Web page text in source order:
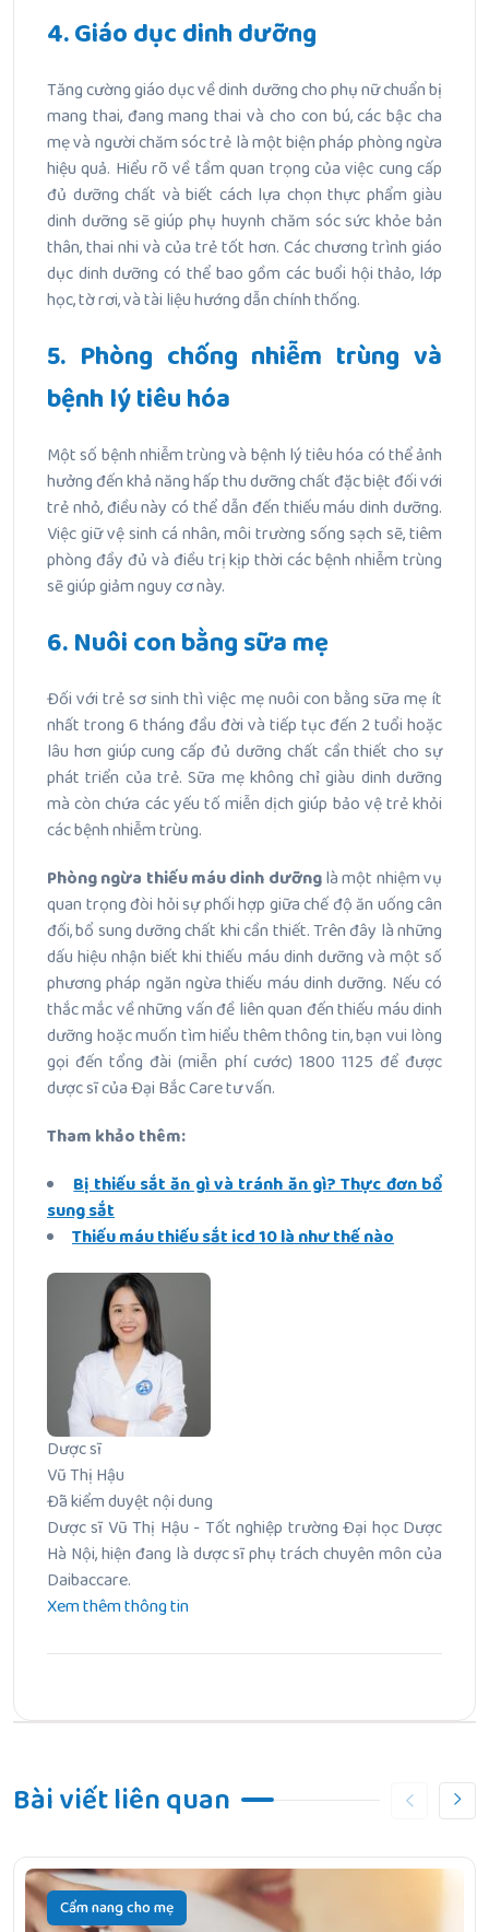
4. Giáo dục dinh dưỡng
Tăng cường giáo dục về dinh dưỡng cho phụ nữ chuẩn bị
mang thai, đang mang thai và cho con bú, các bậc cha
mẹ và người chăm sóc trẻ là một biện pháp phòng ngừa
hiệu quả. Hiểu rõ về tầm quan trọng của việc cung cấp
đủ dưỡng chất và biết cách lựa chọn thực phẩm giàu
dinh dưỡng sẽ giúp phụ huynh chăm sóc sức khỏe bản
thân, thai nhi và của trẻ tốt hơn. Các chương trình giáo
dục dinh dưỡng có thể bao gồm các buổi hội thảo, lớp
học, tờ rơi, và tài liệu hướng dẫn chính thống.
5. Phòng chống nhiễm trùng và
bệnh lý tiêu hóa
Một số bệnh nhiễm trùng và bệnh lý tiêu hóa có thể ảnh
hưởng đến khả năng hấp thu dưỡng chất đặc biệt đối với
trẻ nhỏ, điều này có thể dẫn đến thiếu máu dinh dưỡng.
Việc giữ vệ sinh cá nhân, môi trường sống sạch sẽ, tiêm
phòng đầy đủ và điều trị kịp thời các bệnh nhiễm trùng
sẽ giúp giảm nguy cơ này.
6. Nuôi con bằng sữa mẹ
Đối với trẻ sơ sinh thì việc mẹ nuôi con bằng sữa mẹ ít
nhất trong 6 tháng đầu đời và tiếp tục đến 2 tuổi hoặc
lâu hơn giúp cung cấp đủ dưỡng chất cần thiết cho sự
phát triển của trẻ. Sữa mẹ không chỉ giàu dinh dưỡng
mà còn chứa các yếu tố miễn dịch giúp bảo vệ trẻ khỏi
các bệnh nhiễm trùng.
Phòng ngừa thiếu máu dinh dưỡnglà một nhiệm vụ
quan trọng đòi hỏi sự phối hợp giữa chế độ ăn uống cân
đối, bổ sung dưỡng chất khi cần thiết. Trên đây là những
dấu hiệu nhận biết khi thiếu máu dinh dưỡng và một số
phương pháp ngăn ngừa thiếu máu dinh dưỡng. Nếu có
thắc mắc về những vấn đề liên quan đến thiếu máu dinh
dưỡng hoặc muốn tìm hiểu thêm thông tin, bạn vui lòng
gọi đến tổng đài (miễn phí cước) 1800 1125 để được
dược sĩ của Đại Bắc Care tư vấn.
Tham khảo thêm:
Bị thiếu sắt ăn gì và tránh ăn gì? Thực đơn bổ
sung sắt
Thiếu máu thiếu sắt icd 10 là như thế nào
Dược sĩ
Vũ Thị Hậu
Đã kiểm duyệt nội dung
Dược sĩ Vũ Thị Hậu - Tốt nghiệp trường Đại học Dược
Hà Nội, hiện đang là dược sĩ phụ trách chuyên môn của
Daibaccare.
Xem thêm thông tin
đúng
Bài Tiếp Theo
Thiếu Máu Thiếu Sắt ICD 10 Là Gì? Những Điều Cần Lưu Ý
Bài viết liên quan
Cẩm nang cho mẹ